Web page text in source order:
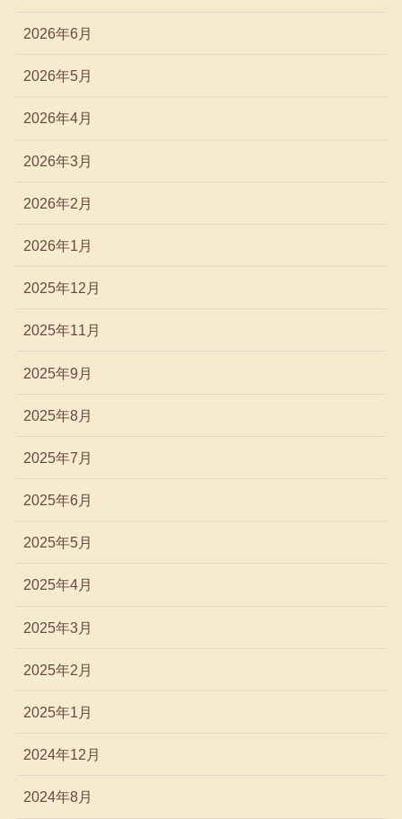
2026年6月
2026年5月
2026年4月
2026年3月
2026年2月
2026年1月
2025年12月
2025年11月
2025年9月
2025年8月
2025年7月
2025年6月
2025年5月
2025年4月
2025年3月
2025年2月
2025年1月
2024年12月
2024年8月